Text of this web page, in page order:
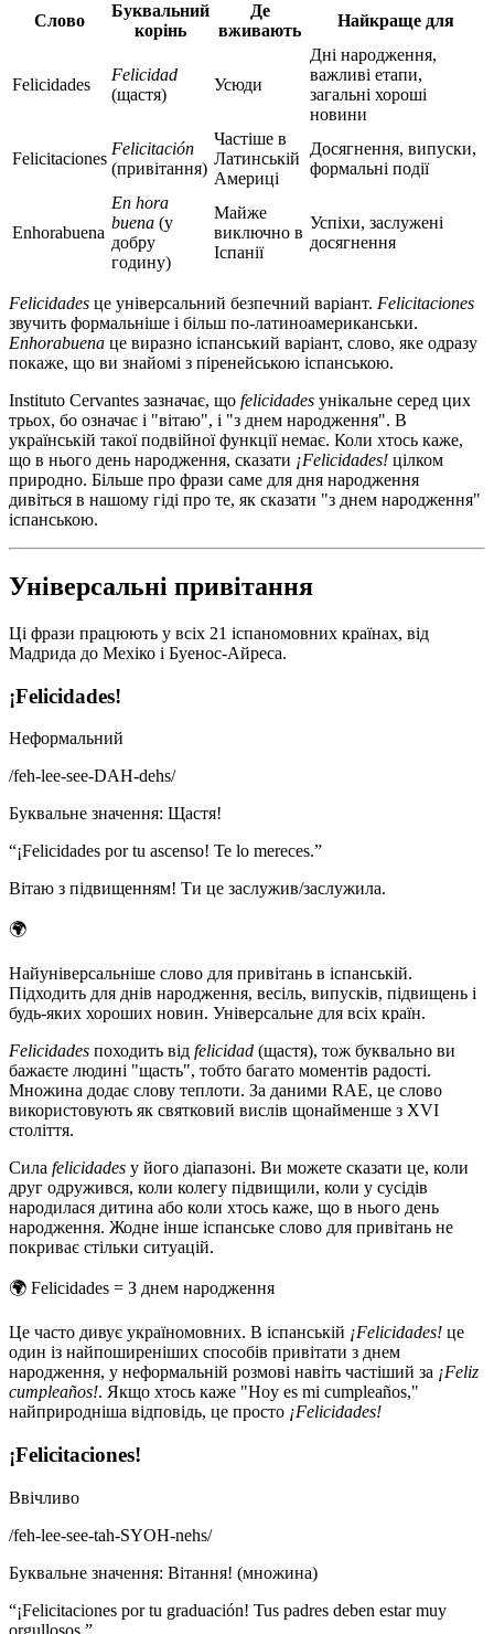
Слово
Буквальний
корінь
Де
вживають
Найкраще для
Felicidades
Felicidad
(щастя)
Усюди
Дні народження,
важливі етапи,
загальні хороші
новини
Felicitaciones
Felicitación
(привітання)
Частіше в
Латинській
Америці
Досягнення, випуски,
формальні події
Enhorabuena
En hora
buena (у
добру
годину)
Майже
виключно в
Іспанії
Успіхи, заслужені
досягнення
Felicidades це універсальний безпечний варіант. Felicitaciones
звучить формальніше і більш по-латиноамериканськи.
Enhorabuena це виразно іспанський варіант, слово, яке одразу
покаже, що ви знайомі з піренейською іспанською.
Instituto Cervantes зазначає, що felicidades унікальне серед цих
трьох, бо означає і "вітаю", і "з днем народження". В
українській такої подвійної функції немає. Коли хтось каже,
що в нього день народження, сказати ¡Felicidades! цілком
природно. Більше про фрази саме для дня народження
дивіться в нашому гіді про те, як сказати "з днем народження"
іспанською.
Універсальні привітання
Ці фрази працюють у всіх 21 іспаномовних країнах, від
Мадрида до Мехіко і Буенос-Айреса.
¡Felicidades!
Неформальний
/feh-lee-see-DAH-dehs/
Буквальне значення: Щастя!
“¡Felicidades por tu ascenso! Te lo mereces.”
Вітаю з підвищенням! Ти це заслужив/заслужила.
🌍
Найуніверсальніше слово для привітань в іспанській.
Підходить для днів народження, весіль, випусків, підвищень і
будь-яких хороших новин. Універсальне для всіх країн.
Felicidades походить від felicidad (щастя), тож буквально ви
бажаєте людині "щасть", тобто багато моментів радості.
Множина додає слову теплоти. За даними RAE, це слово
використовують як святковий вислів щонайменше з XVI
століття.
Сила felicidades у його діапазоні. Ви можете сказати це, коли
друг одружився, коли колегу підвищили, коли у сусідів
народилася дитина або коли хтось каже, що в нього день
народження. Жодне інше іспанське слово для привітань не
покриває стільки ситуацій.
🌍 Felicidades = З днем народження
Це часто дивує україномовних. В іспанській ¡Felicidades! це
один із найпоширеніших способів привітати з днем
народження, у неформальній розмові навіть частіший за ¡Feliz
cumpleaños!. Якщо хтось каже "Hoy es mi cumpleaños,"
найприродніша відповідь, це просто ¡Felicidades!
¡Felicitaciones!
Ввічливо
/feh-lee-see-tah-SYOH-nehs/
Буквальне значення: Вітання! (множина)
“¡Felicitaciones por tu graduación! Tus padres deben estar muy
orgullosos. ”